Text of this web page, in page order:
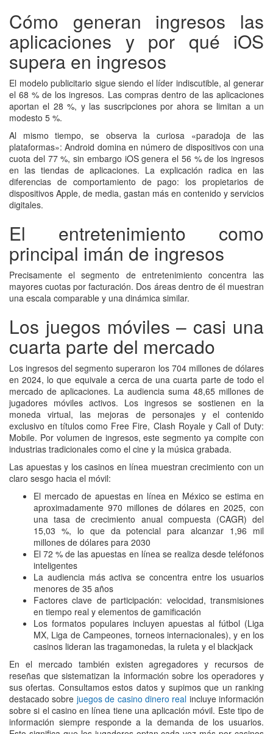
Cómo generan ingresos las
aplicaciones y por qué iOS
supera en ingresos
El modelo publicitario sigue siendo el líder indiscutible, al generar
el 68 % de los ingresos. Las compras dentro de las aplicaciones
aportan el 28 %, y las suscripciones por ahora se limitan a un
modesto 5 %.
Al mismo tiempo, se observa la curiosa «paradoja de las
plataformas»: Android domina en número de dispositivos con una
cuota del 77 %, sin embargo iOS genera el 56 % de los ingresos
en las tiendas de aplicaciones. La explicación radica en las
diferencias de comportamiento de pago: los propietarios de
dispositivos Apple, de media, gastan más en contenido y servicios
digitales.
El entretenimiento como
principal imán de ingresos
Precisamente el segmento de entretenimiento concentra las
mayores cuotas por facturación. Dos áreas dentro de él muestran
una escala comparable y una dinámica similar.
Los juegos móviles – casi una
cuarta parte del mercado
Los ingresos del segmento superaron los 704 millones de dólares
en 2024, lo que equivale a cerca de una cuarta parte de todo el
mercado de aplicaciones. La audiencia suma 48,65 millones de
jugadores móviles activos. Los ingresos se sostienen en la
moneda virtual, las mejoras de personajes y el contenido
exclusivo en títulos como Free Fire, Clash Royale y Call of Duty:
Mobile. Por volumen de ingresos, este segmento ya compite con
industrias tradicionales como el cine y la música grabada.
Las apuestas y los casinos en línea muestran crecimiento con un
claro sesgo hacia el móvil:
El mercado de apuestas en línea en México se estima en
aproximadamente 970 millones de dólares en 2025, con
una tasa de crecimiento anual compuesta (CAGR) del
15,03 %, lo que da potencial para alcanzar 1,96 mil
millones de dólares para 2030
El 72 % de las apuestas en línea se realiza desde teléfonos
inteligentes
La audiencia más activa se concentra entre los usuarios
menores de 35 años
Factores clave de participación: velocidad, transmisiones
en tiempo real y elementos de gamificación
Los formatos populares incluyen apuestas al fútbol (Liga
MX, Liga de Campeones, torneos internacionales), y en los
casinos lideran las tragamonedas, la ruleta y el blackjack
En el mercado también existen agregadores y recursos de
reseñas que sistematizan la información sobre los operadores y
sus ofertas. Consultamos estos datos y supimos que un ranking
destacado sobre juegos de casino dinero real incluye información
sobre si el casino en línea tiene una aplicación móvil. Este tipo de
información siempre responde a la demanda de los usuarios.